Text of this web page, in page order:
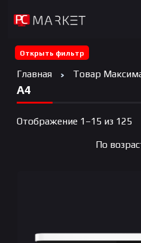
Открыть фильтр
Главная Товар
A4
Отображение 1–15 из 125
По